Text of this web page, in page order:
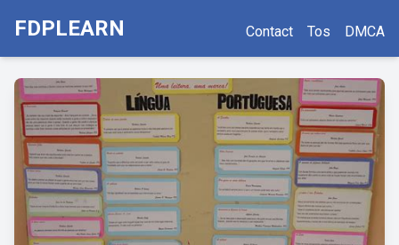
FDPLEARN Contact Tos DMCA